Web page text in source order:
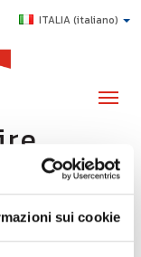
sui cookie
ITALIA(italiano)